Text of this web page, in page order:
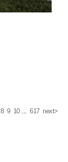
8 9 10... 617 next>